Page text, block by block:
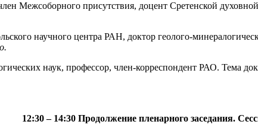
Межсоборного присутствия, доцент Сретенской
научного центра РАН, доктор геолого-
наук, профессор, член-корреспондент РАО. Тема
12:30 – 14:30 Продолжение пленарного заседания.